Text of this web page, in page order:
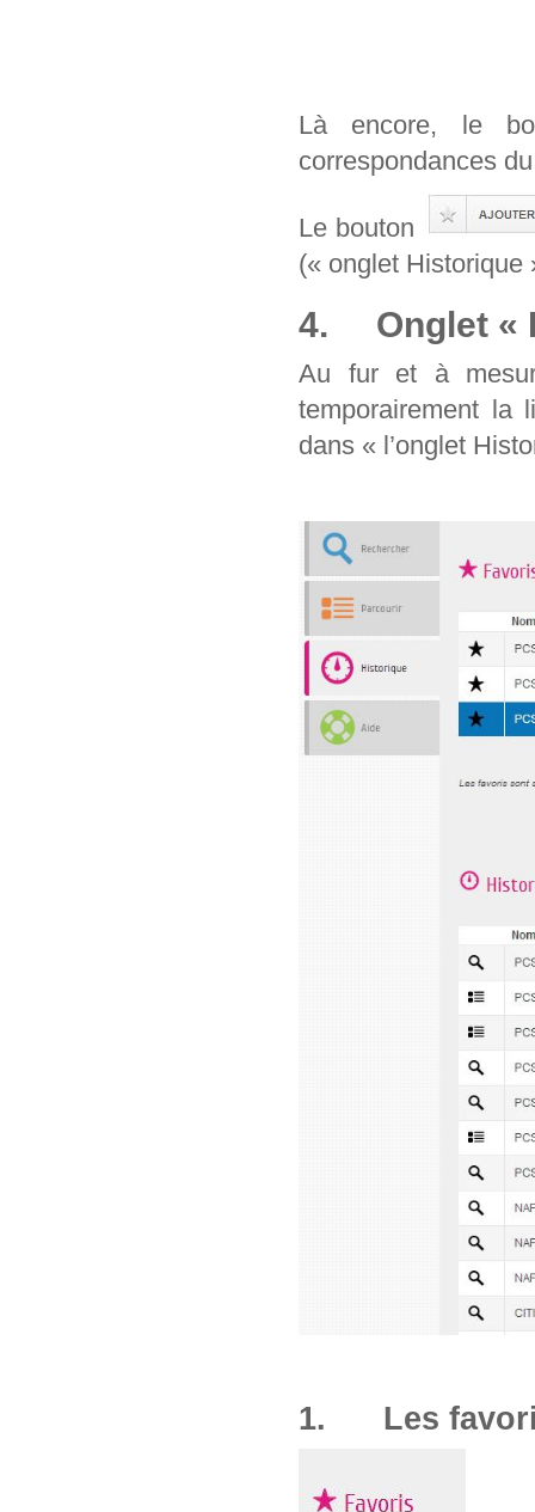
Là encore, le
correspondances
Le bouton
(« onglet Historique
4. Onglet «
Au fur et à
temporairement la
dans « l’onglet
1. Les